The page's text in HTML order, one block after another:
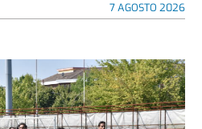
7 AGOSTO 2026